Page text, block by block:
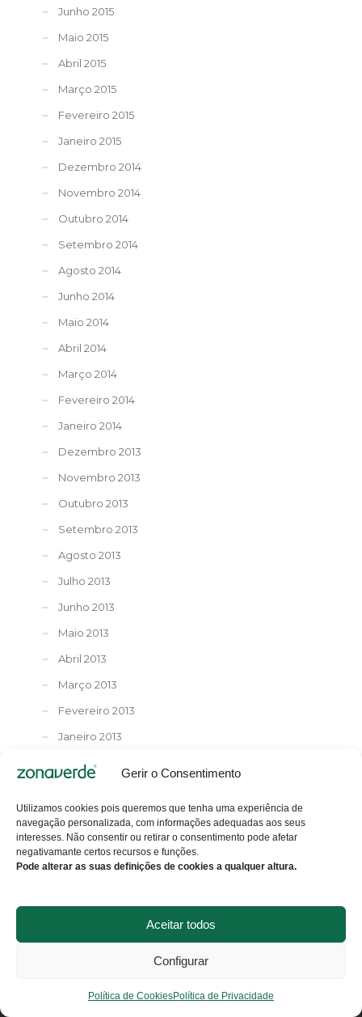
Gerir o Consentimento
Utilizamos cookies pois queremos que tenha uma experiência de
navegação personalizada, com informações adequadas aos seus
interesses. Não consentir ou retirar o consentimento pode afetar
negativamante certos recursos e funções.
Pode alterar as suas definições de cookies a qualquer altura.
Aceitar todos
Configurar
Política de CookiesPolítica de Privacidade
Junho 2015
Maio 2015
Abril 2015
Março 2015
Fevereiro 2015
Janeiro 2015
Dezembro 2014
Novembro 2014
Outubro 2014
Setembro 2014
Agosto 2014
Junho 2014
Maio 2014
Abril 2014
Março 2014
Fevereiro 2014
Janeiro 2014
Dezembro 2013
Novembro 2013
Outubro 2013
Setembro 2013
Agosto 2013
Julho 2013
Junho 2013
Maio 2013
Abril 2013
Março 2013
Fevereiro 2013
Janeiro 2013
Novembro 2012
Setembro 2012
Julho 2012
Junho 2012
FORMAÇÃO